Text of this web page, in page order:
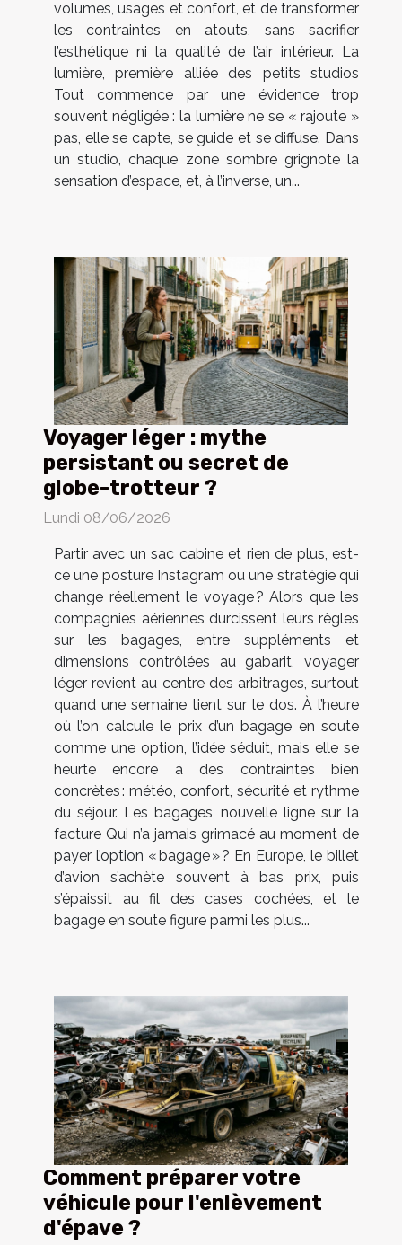
volumes, usages et confort, et de transformer
les contraintes en atouts, sans sacrifier
l’esthétique ni la qualité de l’air intérieur. La
lumière, première alliée des petits studios
Tout commence par une évidence trop
souvent négligée : la lumière ne se « rajoute »
pas, elle se capte, se guide et se diffuse. Dans
un studio, chaque zone sombre grignote la
sensation d’espace, et, à l’inverse, un...
Voyager léger : mythe
persistant ou secret de
globe-trotteur ?
Lundi 08/06/2026
Partir avec un sac cabine et rien de plus, est-
ce une posture Instagram ou une stratégie qui
change réellement le voyage ? Alors que les
compagnies aériennes durcissent leurs règles
sur les bagages, entre suppléments et
dimensions contrôlées au gabarit, voyager
léger revient au centre des arbitrages, surtout
quand une semaine tient sur le dos. À l’heure
où l’on calcule le prix d’un bagage en soute
comme une option, l’idée séduit, mais elle se
heurte encore à des contraintes bien
concrètes : météo, confort, sécurité et rythme
du séjour. Les bagages, nouvelle ligne sur la
facture Qui n’a jamais grimacé au moment de
payer l’option « bagage » ? En Europe, le billet
d’avion s’achète souvent à bas prix, puis
s’épaissit au fil des cases cochées, et le
bagage en soute figure parmi les plus...
Comment préparer votre
véhicule pour l'enlèvement
d'épave ?